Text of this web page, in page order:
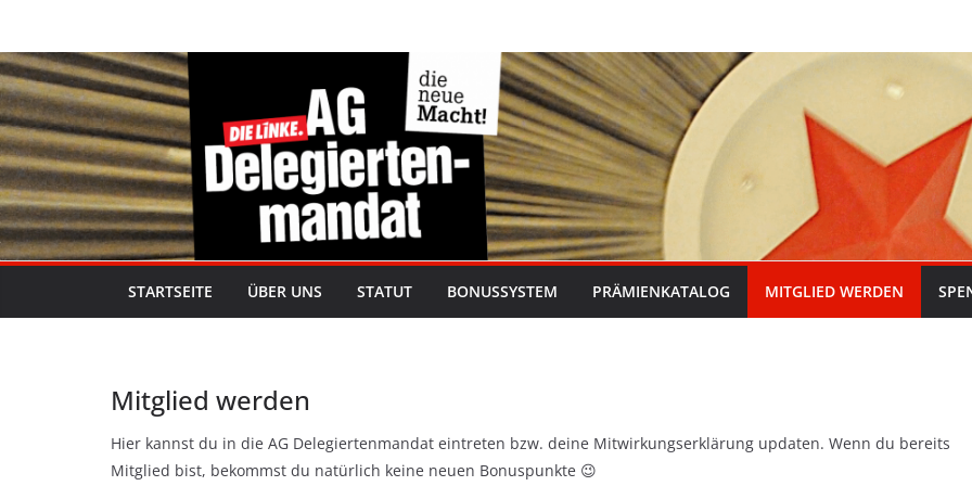
springen
STARTSEITE ÜBER UNS STATUT BONUSSYSTEM PRÄMIENKATALOG MITGLIED WERDEN
Mitglied werden
Hier kannst du in die AG Delegiertenmandat eintreten bzw. deine Mitwirkungserklärung updaten. Wenn du bereits
Mitglied bist, bekommst du natürlich keine neuen Bonuspunkte 😉